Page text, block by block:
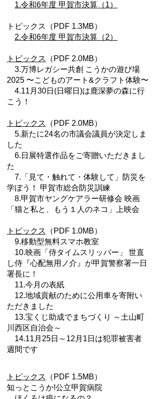
1.令和6年度 甲賀市決算（1）
トピックス（PDF 1.3MB）
2.令和6年度 甲賀市決算（2）
トピックス
（PDF 2.0MB）
3.万博レガシー共創 こうかの遊び場
2025 〜こどものアート&クラフト体験〜
4.11月30日(日曜日)は鹿深夢の森に行
こう！
トピックス
（PDF 2.0MB）
5.新たに24名の市議会議員が決定しま
した
6.日展特選作品をご寄贈いただきまし
た
7.「見て・触れて・体験して」防災を
学ぼう！ 甲賀市総合防災訓練
8.甲賀市ヤングケアラー研修会 映画
「猫と私と、もう１人のネコ」上映会
トピックス
（PDF 1.0MB）
9.移動型無料スマホ教室
10.映画「侍タイムスリッパー」 世直
し侍『心配無用ノ介』が甲賀警察署一日
署長に！
11.今月の表紙
12.地域貢献のために公用車を寄附い
ただきました
13.宝くじ助成でまちづくり ～土山町
川西区自治会～
14.11月25日～12月1日は犯罪被害者
週間です
トピックス
（PDF 1.5MB）
知っとこうか!公立甲賀病院